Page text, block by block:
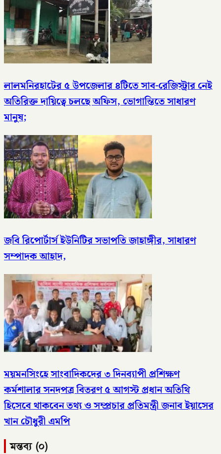
লালমনিরহাটের ৫ উপজেলার ৪টিতে সাব-রেজিস্ট্রার নেই
অতিরিক্ত দায়িত্বে চলছে অফিস, ভোগান্তিতে সাধারণ
মানুষ;
জবি রিপোর্টার্স ইউনিটির সভাপতি জাহাঙ্গীর, সাধারণ
সম্পাদক আহাদ,
ময়মনসিংহে সাংবাদিকদের ৩ দিনব্যাপী প্রশিক্ষণ
কর্মশালার সনদপত্র বিতরণ ৫ আগস্ট​ প্রধান অতিথি
হিসেবে থাকবেন তথ্য ও সম্প্রচার প্রতিমন্ত্রী জনাব ইয়াসের
খান চৌধুরী এমপি
মন্তব্য (০)